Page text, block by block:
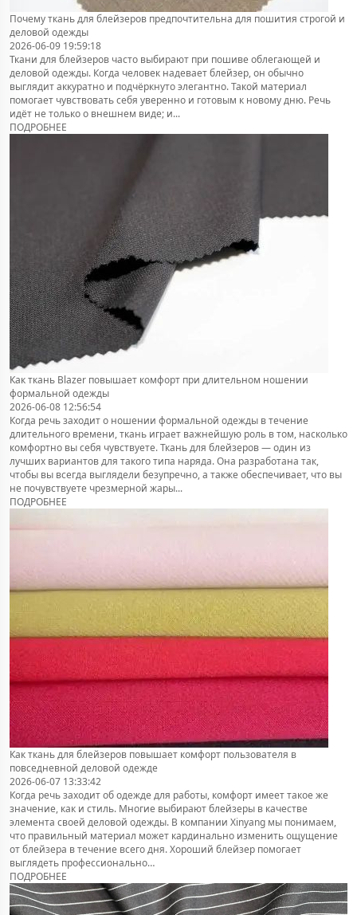
Почему ткань для блейзеров предпочтительна для пошития строгой и
деловой одежды
2026-06-09 19:59:18
Ткани для блейзеров часто выбирают при пошиве облегающей и
деловой одежды. Когда человек надевает блейзер, он обычно
выглядит аккуратно и подчёркнуто элегантно. Такой материал
помогает чувствовать себя уверенно и готовым к новому дню. Речь
идёт не только о внешнем виде; и...
ПОДРОБНЕЕ
Как ткань Blazer повышает комфорт при длительном ношении
формальной одежды
2026-06-08 12:56:54
Когда речь заходит о ношении формальной одежды в течение
длительного времени, ткань играет важнейшую роль в том, насколько
комфортно вы себя чувствуете. Ткань для блейзеров — один из
лучших вариантов для такого типа наряда. Она разработана так,
чтобы вы всегда выглядели безупречно, а также обеспечивает, что вы
не почувствуете чрезмерной жары...
ПОДРОБНЕЕ
Как ткань для блейзеров повышает комфорт пользователя в
повседневной деловой одежде
2026-06-07 13:33:42
Когда речь заходит об одежде для работы, комфорт имеет такое же
значение, как и стиль. Многие выбирают блейзеры в качестве
элемента своей деловой одежды. В компании Xinyang мы понимаем,
что правильный материал может кардинально изменить ощущение
от блейзера в течение всего дня. Хороший блейзер помогает
выглядеть профессионально…
ПОДРОБНЕЕ